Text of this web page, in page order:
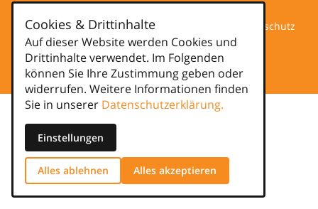
Datenschutz
Impressum
Cookies & Drittinhalte
Auf dieser Website werden Cookies und
Drittinhalte verwendet. Im Folgenden
können Sie Ihre Zustimmung geben oder
widerrufen. Weitere Informationen finden
Sie in unserer Datenschutzerklärung.
Einstellungen
Alles ablehnen Alles akzeptieren